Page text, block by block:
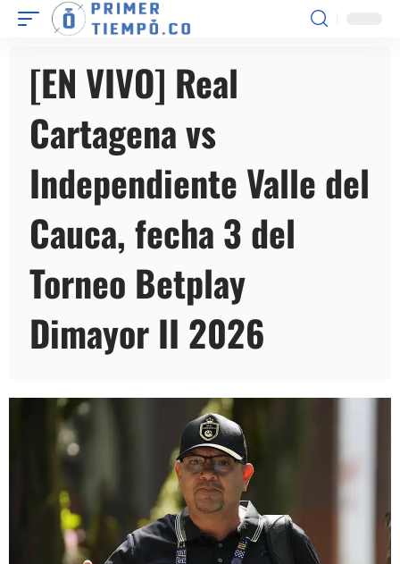
[EN VIVO] Real
Cartagena vs
Independiente Valle del
Cauca, fecha 3 del
Torneo Betplay
Dimayor II 2026